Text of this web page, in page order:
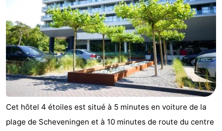
Cet hôtel 4 étoiles est situé à 5 minutes en voiture de la
plage de Scheveningen et à 10 minutes de route du centre